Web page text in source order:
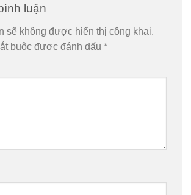
luận
sẽ không được hiển thị công khai.
buộc được đánh dấu *